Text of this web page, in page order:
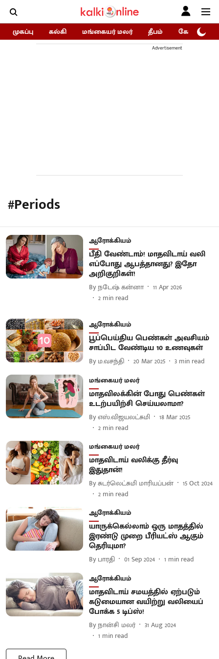
முகப்பு கல்கி மங்கையர் மலர் தீபம் கோகுலம்/
Advertisement
#Periods
ஆரோக்கியம்
பீதி வேண்டாம்! மாதவிடாய் வலி
எப்போது ஆபத்தானது? இதோ
அறிகுறிகள்!
By நடேஷ் கன்னா
11 Apr 2026
2 min read
ஆரோக்கியம்
பூப்பெய்திய பெண்கள் அவசியம்
சாப்பிட வேண்டிய 10 உணவுகள்
By ம.வசந்தி 20 Mar 2025 3 min read
மங்கையர் மலர்
மாதவிலக்கின் போது பெண்கள்
உடற்பயிற்சி செய்யலாமா?
Byஎஸ்.விஜயலட்சுமி
18 Mar 2025
2 min read
மங்கையர் மலர்
மாதவிடாய் வலிக்கு தீர்வு
இதுதான்!
Byசுடர்லெட்சுமி மாரியப்பன்
15 Oct 2024
2 min read
ஆரோக்கியம்
யாருக்கெல்லாம் ஒரு மாதத்தில்
இரண்டு முறை பீரியட்ஸ் ஆகும்
தெரியுமா?
By பாரதி 01 Sep 2024 1 min read
ஆரோக்கியம்
மாதவிடாய் சமயத்தில் ஏற்படும்
கடுமையான வயிற்று வலியைப்
போக்க 5 டிப்ஸ்!
By நான்சி மலர்
31 Aug 2024
1 min read